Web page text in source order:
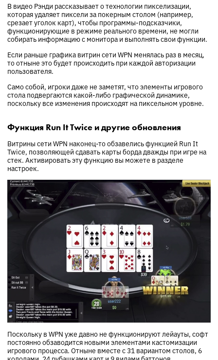
В видео Рэнди рассказывает о технологии пикселизации,
которая удаляет пиксели за покерным столом (например,
срезает уголок карт), чтобы программы-подсказчики,
функционирующие в режиме реального времени, не могли
собирать информацию с монитора и выполнять свои функции.
Если раньше графика витрин сети WPN менялась раз в месяц,
то отныне это будет происходить при каждой авторизации
пользователя.
Само собой, игроки даже не заметят, что элементы игрового
стола подвергаются какой-либо графической динамике,
поскольку все изменения происходят на пиксельном уровне.
Функция Run It Twice и другие обновления
Витрины сети WPN наконец-то обзавелись функцией Run It
Twice, позволяющей сдавать карты борда дважды при игре на
стек. Активировать эту функцию вы можете в разделе
настроек.
Поскольку в WPN уже давно не функционируют лейауты, софт
постоянно обзаводится новыми элементами кастомизации
игрового процесса. Отныне вместе с 31 вариантом столов, 6